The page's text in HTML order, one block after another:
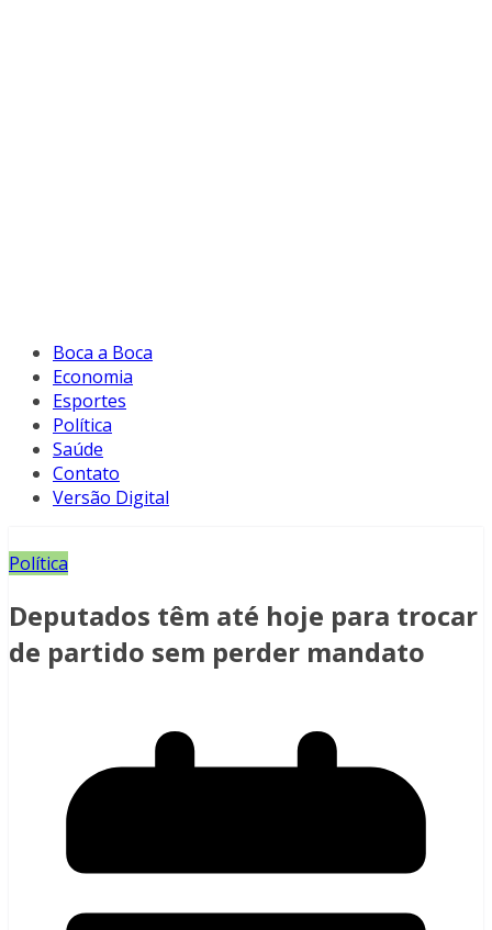
Boca a Boca
Economia
Esportes
Política
Saúde
Contato
Versão Digital
Política
Deputados têm até hoje para trocar
de partido sem perder mandato